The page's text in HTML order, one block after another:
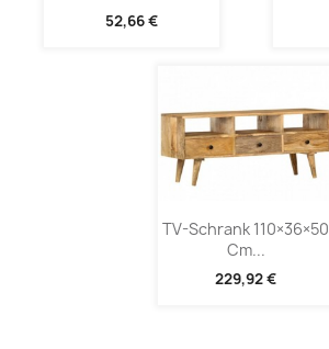
52,66 €
TV-Schrank 110×36×50
Cm...
229,92 €